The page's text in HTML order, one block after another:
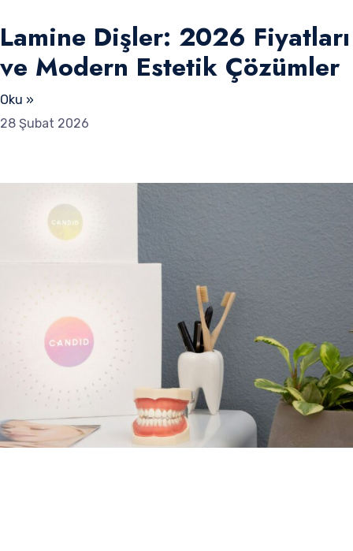
Lamine Dişler: 2026 Fiyatları
ve Modern Estetik Çözümler
Oku »
28 Şubat 2026